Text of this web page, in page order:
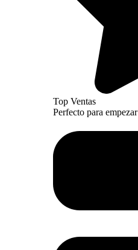
Top Ventas
Perfecto para empezar